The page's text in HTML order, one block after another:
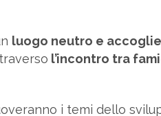
luogo neutro e
l’incontro tra
i temi dello